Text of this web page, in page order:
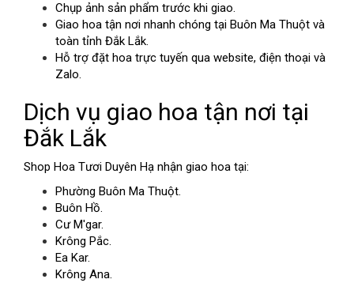
Chụp ảnh sản phẩm trước khi giao.
Giao hoa tận nơi nhanh chóng tại Buôn Ma Thuột và
toàn tỉnh Đắk Lắk.
Hỗ trợ đặt hoa trực tuyến qua website, điện thoại và
Zalo.
Dịch vụ giao hoa tận nơi tại
Đắk Lắk
Shop Hoa Tươi Duyên Hạ nhận giao hoa tại:
Phường Buôn Ma Thuột.
Buôn Hồ.
Cư M'gar.
Krông Pắc.
Ea Kar.
Krông Ana.